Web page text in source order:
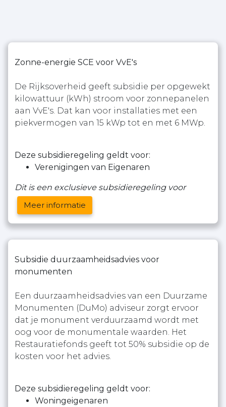
Zonne-energie SCE voor VvE's
De Rijksoverheid geeft subsidie per opgewekt
kilowattuur (kWh) stroom voor zonnepanelen
aan VvE's. Dat kan voor installaties met een
piekvermogen van 15 kWp tot en met 6 MWp.
Deze subsidieregeling geldt voor:
Verenigingen van Eigenaren
Dit is een exclusieve subsidieregeling voor
Meer informatie
Subsidie duurzaamheidsadvies voor
monumenten
Een duurzaamheidsadvies van een Duurzame
Monumenten (DuMo) adviseur zorgt ervoor
dat je monument verduurzaamd wordt met
oog voor de monumentale waarden. Het
Restauratiefonds geeft tot 50% subsidie op de
kosten voor het advies.
Deze subsidieregeling geldt voor:
Woningeigenaren